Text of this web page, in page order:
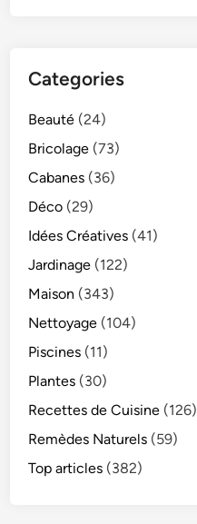
Categories
Beauté (24)
Bricolage (73)
Cabanes (36)
Déco (29)
Idées Créatives (41)
Jardinage (122)
Maison (343)
Nettoyage (104)
Piscines (11)
Plantes (30)
Recettes de Cuisine (126)
Remèdes Naturels (59)
Top articles (382)